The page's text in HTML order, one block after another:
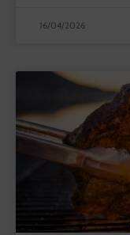
16/04/2026